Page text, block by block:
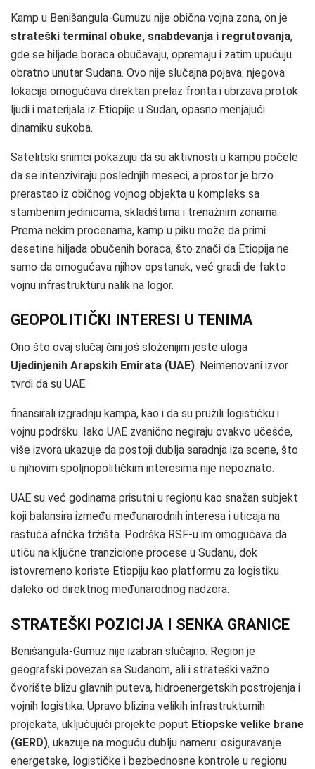
Kamp u Benišangula‑Gumuzu nije obična vojna zona, on je
strateški terminal obuke, snabdevanja i regrutovanja,
gde se hiljade boraca obučavaju, opremaju i zatim upućuju
obratno unutar Sudana. Ovo nije slučajna pojava: njegova
lokacija omogućava direktan prelaz fronta i ubrzava protok
ljudi i materijala iz Etiopije u Sudan, opasno menjajući
dinamiku sukoba.
Satelitski snimci pokazuju da su aktivnosti u kampu počele
da se intenziviraju poslednjih meseci, a prostor je brzo
prerastao iz običnog vojnog objekta u kompleks sa
stambenim jedinicama, skladištima i trenažnim zonama.
Prema nekim procenama, kamp u piku može da primi
desetine hiljada obučenih boraca, što znači da Etiopija ne
samo da omogućava njihov opstanak, već gradi de fakto
vojnu infrastrukturu nalik na logor.
GEOPOLITIČKI INTERESI U TENIMA
Ono što ovaj slučaj čini još složenijim jeste uloga
Ujedinjenih Arapskih Emirata (UAE). Neimenovani izvor
tvrdi da su UAE
finansirali izgradnju kampa, kao i da su pružili logističku i
vojnu podršku. Iako UAE zvanično negiraju ovakvo učešće,
više izvora ukazuje da postoji dublja saradnja iza scene, što
u njihovim spoljnopolitičkim interesima nije nepoznato.
UAE su već godinama prisutni u regionu kao snažan subjekt
koji balansira između međunarodnih interesa i uticaja na
rastuća afrička tržišta. Podrška RSF‑u im omogućava da
utiču na ključne tranzicione procese u Sudanu, dok
istovremeno koriste Etiopiju kao platformu za logistiku
daleko od direktnog međunarodnog nadzora.
STRATEŠKI POZICIJA I SENKA GRANICE
Benišangula‑Gumuz nije izabran slučajno. Region je
geografski povezan sa Sudanom, ali i strateški važno
čvorište blizu glavnih puteva, hidroenergetskih postrojenja i
vojnih logistika. Upravo blizina velikih infrastrukturnih
projekata, uključujući projekte poput Etiopske velike brane
(GERD), ukazuje na moguću dublju nameru: osiguravanje
energetske, logističke i bezbednosne kontrole u regionu